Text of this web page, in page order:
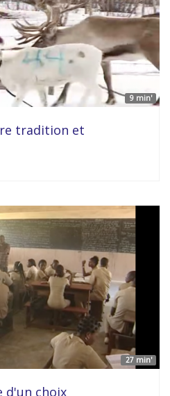
9 min'
tradition et
27 min'
d'un choix